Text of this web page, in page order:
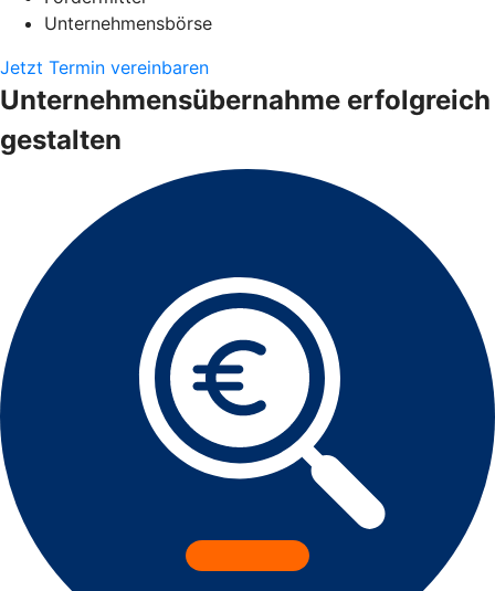
Unternehmensbörse
Jetzt Termin vereinbaren
Unternehmensübernahme erfolgreich
gestalten